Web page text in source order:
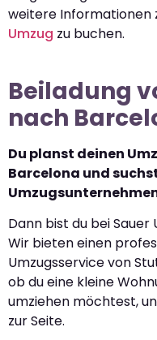
weitere Informationen
Umzug zu buchen.
Beiladung
nach
Du planst deinen
Barcelona und
Dann bist du bei
Wir bieten einen
Umzugsservice von
ob du eine kleine
umziehen möchtest,
zur Seite.